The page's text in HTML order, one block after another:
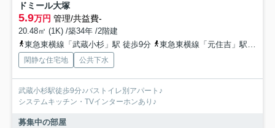
ドミール大塚
5.9万円 管理/共益費-
20.48㎡ (1K) /築34年 /2階建
東急東横線「武蔵小杉」駅 徒歩9分
東急東横線「元住吉」駅 徒歩19分
閑静な住宅地 公共下水
武蔵小杉駅徒歩9分♪バストイレ別アパート♪
システムキッチン・TVインターホンあり♪
募集中の部屋